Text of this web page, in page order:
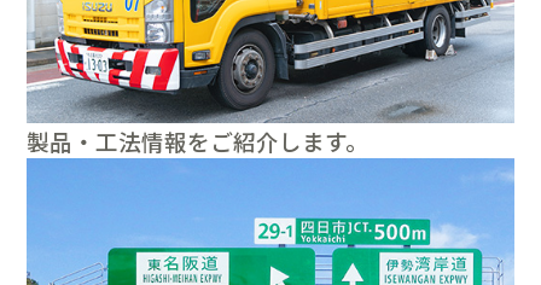
製品・工法情報をご紹介します。